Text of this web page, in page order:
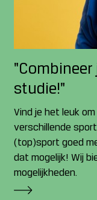
studie!"
Vind je het leuk
verschillende
(top)sport goed
dat mogelijk! Wij
mogelijkheden.